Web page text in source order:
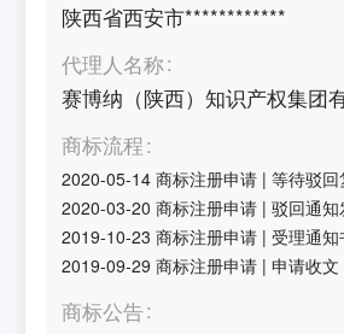
陕西省西安市************
代理人名称
赛博纳（陕西）知识产权集团
商标流程
2020-05-14 商标注册申请 |等待驳回
2020-03-20 商标注册申请 |驳回通知
2019-10-23 商标注册申请 |受理通知
2019-09-29 商标注册申请 |申请收文
商标公告